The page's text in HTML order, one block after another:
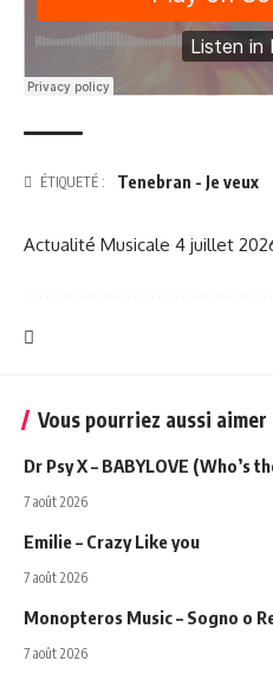
ÉTIQUETÉ : Tenebran - Je veux
Actualité Musicale 4 juillet
Vous pourriez aussi aimer
Dr Psy X – BABYLOVE (Who’s
7 août 2026
Emilie – Crazy Like you
7 août 2026
Monopteros Music – Sogno o
7 août 2026